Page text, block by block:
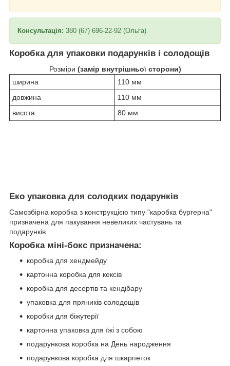
Консультація: 380 (67) 696-22-92 (Ольга)
Коробка для упаковки подарунків і солодощів
Розміри (замір внутрішньоїсторони)
ширина
110 мм
довжина
110 мм
висота
80 мм
Еко упаковка для солодких подарунків
Самозбірна коробка з конструкцією типу "каробка бургерна"
призначена для пакування невеликих частувань та
подарунків.
Коробка міні-бокс призначена:
коробка для хендмейду
картонна коробка для кексів
коробка для десертів та кендібару
упаковка для пряників солодощів
коробки для біжутерії
картонна упаковка для їжі з собою
подарункова коробка на День народження
подарункова коробка для шкарпеток